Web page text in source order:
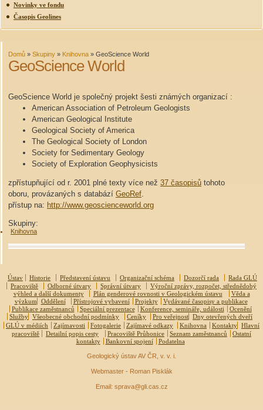
Novinky ve fondu
Časopis Geolines
Domů » Skupiny » Knihovna » GeoScience World
GeoScience World
GeoScience World je společný projekt šesti známých organizací :
American Association of Petroleum Geologists
American Geological Institute
Geological Society of America
The Geological Society of London
Society for Sedimentary Geology
Society of Exploration Geophysicists
zpřístupňující od r. 2001 plné texty více než 37 časopisů tohoto
oboru, provázaných s databází GeoRef
přístup na: http://www.geoscienceworld.org
Skupiny:
Knihovna
Ústav Historie Představení ústavu Organizační schéma Dozorčí rada
Rada GLÚ
Pracoviště
Odborné útvary Správní útvary
Výroční zprávy, rozpočet, střednědobý
výhled a další dokumenty
Plán genderové rovnosti v Geologickém ústavu
Věda a
výzkum
Oddělení Přístrojové vybavení Projekty
Vydávané časopisy a publikace
Publikace zaměstnanců
Speciální prezentace Konference, semináře, události
Ocenění
Služby Všeobecné obchodní podmínky Ceníky Pro veřejnost Dny otevřených dveří
GLÚ v médiích
Zajímavosti Fotogalerie Zajímavé odkazy Knihovna Kontakty Hlavní
pracoviště
Detailní popis cesty Pracoviště Průhonice Seznam zaměstnanců
Ostatní
kontakty
Bankovní spojení Podatelna
Geologický ústav AV ČR, v. v. i.
Webmaster - Roman Pisklák
Email: sprava@gli.cas.cz